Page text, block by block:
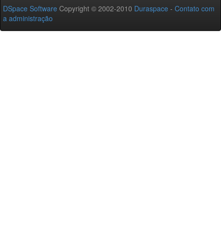
DSpace Software Copyright © 2002-2010 Duraspace - Contato com
a administração